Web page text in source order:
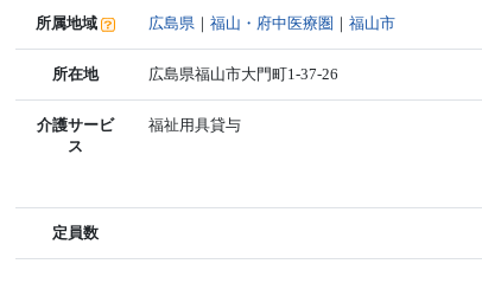
所属地域 広島県 ｜福山・府中医療圏 ｜福山市
所在地 広島県福山市大門町1-37-26
介護サービ
ス
福祉用具貸与
定員数